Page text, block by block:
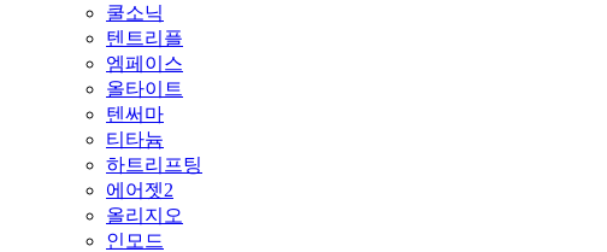
쿨소닉
텐트리플
엠페이스
올타이트
텐써마
티타늄
하트리프팅
에어젯2
올리지오
인모드